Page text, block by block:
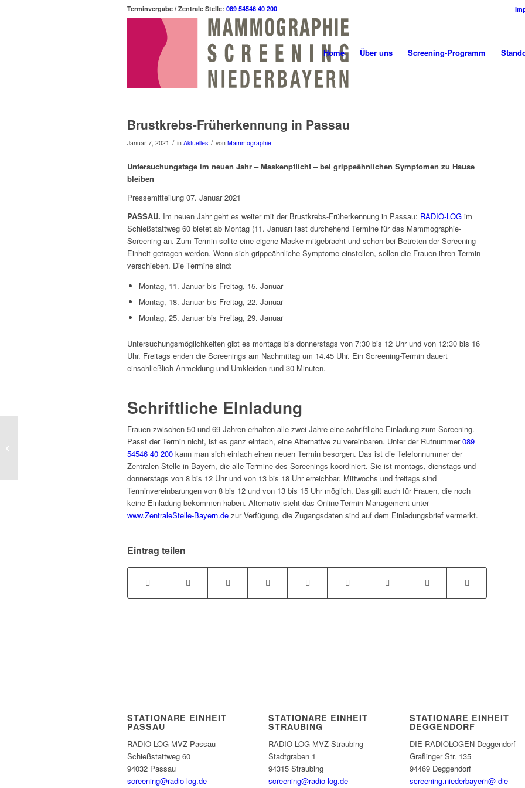
Terminvergabe / Zentrale Stelle: 089 54546 40 200
Home Über uns Screening-Programm
Brustkrebs-Früherkennung in Passau
Januar 7, 2021 / in Aktuelles / von Mammographie
Untersuchungstage im neuen Jahr – Maskenpflicht – bei grippeähnlichen Symptomen zu Hause
bleiben
Pressemitteilung 07. Januar 2021
PASSAU. Im neuen Jahr geht es weiter mit der Brustkrebs-Früherkennung in Passau: RADIO-LOG im
Schießstattweg 60 bietet ab Montag (11. Januar) fast durchehend Termine für das Mammographie-
Screening an. Zum Termin sollte eine eigene Maske mitgebracht und schon bei Betreten der Screening-
Einheit getragen werden. Wenn sich grippeähnliche Symptome einstellen, sollen die Frauen ihren Termin
verschieben. Die Termine sind:
Montag, 11. Januar bis Freitag, 15. Januar
Montag, 18. Januar bis Freitag, 22. Januar
Montag, 25. Januar bis Freitag, 29. Januar
Untersuchungsmöglichkeiten gibt es montags bis donnerstags von 7:30 bis 12 Uhr und von 12:30 bis 16
Uhr. Freitags enden die Screenings am Nachmittag um 14.45 Uhr. Ein Screening-Termin dauert
einschließlich Anmeldung und Umkleiden rund 30 Minuten.
Schriftliche EInladung
Frauen zwischen 50 und 69 Jahren erhalten alle zwei Jahre eine schriftliche Einladung zum Screening.
Passt der Termin nicht, ist es ganz einfach, eine Alternative zu vereinbaren. Unter der Rufnummer089
54546 40 200 kann man sich einfach einen neuen Termin besorgen. Das ist die Telefonnummer der
Zentralen Stelle in Bayern, die alle Termine des Screenings koordiniert. Sie ist montags, dienstags und
donnerstags von 8 bis 12 Uhr und von 13 bis 18 Uhr erreichbar. Mittwochs und freitags sind
Terminvereinbarungen von 8 bis 12 und von 13 bis 15 Uhr möglich. Das gilt auch für Frauen, die noch
keine Einladung bekommen haben. Alternativ steht das Online-Termin-Management unter
www.ZentraleStelle-Bayern.de zur Verfügung, die Zugangsdaten sind auf dem Einladungsbrief vermerkt.
Eintrag teilen
STATIONÄRE EINHEIT
PASSAU
RADIO-LOG MVZ Passau
Schießstattweg 60
94032 Passau
screening@radio-log.de
STATIONÄRE EINHEIT
STRAUBING
RADIO-LOG MVZ Straubing
Stadtgraben 1
94315 Straubing
screening@radio-log.de
STATIONÄRE EINHEIT
DEGGENDORF
DIE RADIOLOGEN Deggendorf
Graflinger Str. 135
94469 Deggendorf
screening.niederbayern@ die-